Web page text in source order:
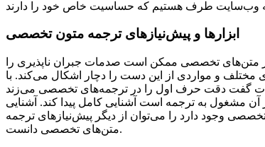
ابزارها و پیش‌نیازهای ترجمه متون تخصصی
متن‌های تخصصی ممکن است صدمات جبران ناپذیری را
مختلف و مواردی از این دست را دچار اشکال می‌کند. با
مشغول به ترجمه است آشنایی کامل پیدا کند. آشنایی
وجود دارد را می‌توان از دیگر پیش‌نیازهای ترجمه
متن‌های تخصصی دانست.